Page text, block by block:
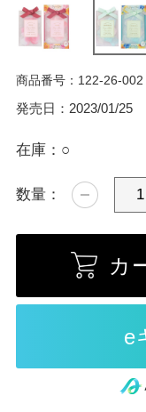
発売日： 2023/01/25
商品番号： 122-26-002
在庫： ○
数量：
カ